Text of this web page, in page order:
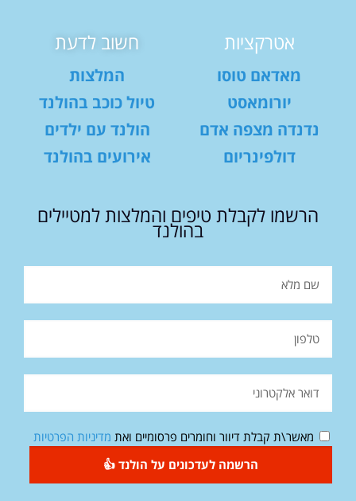
אטרקציות
מאדאם טוסו
יורומאסט
נדנדה מצפה אדם
דולפינריום
חשוב לדעת
המלצות
טיול כוכב בהולנד
הולנד עם ילדים
אירועים בהולנד
הרשמו לקבלת טיפים והמלצות למטיילים
בהולנד
מאשר\ת קבלת דיוור וחומרים פרסומיים ואת מדיניות הפרטיות
הרשמה לעדכונים על הולנד 👍